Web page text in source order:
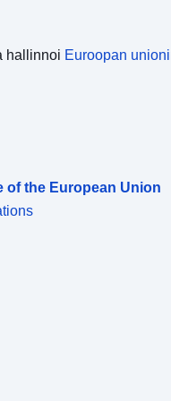
hallinnoi Euroopan
of the European Union